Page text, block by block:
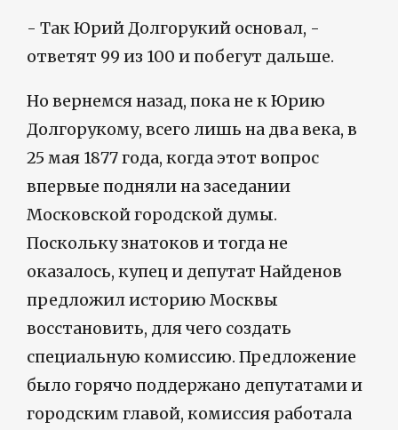
- Так Юрий Долгорукий основал, -
ответят 99 из 100 и побегут дальше.
Но вернемся назад, пока не к Юрию
Долгорукому, всего лишь на два века, в
25 мая 1877 года, когда этот вопрос
впервые подняли на заседании
Московской городской думы.
Поскольку знатоков и тогда не
оказалось, купец и депутат Найденов
предложил историю Москвы
восстановить, для чего создать
специальную комиссию. Предложение
было горячо поддержано депутатами и
городским главой, комиссия работала